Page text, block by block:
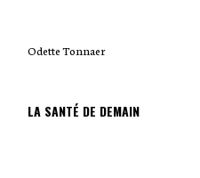
Odette Tonnaer
LA SANTÉ DE DEMAIN